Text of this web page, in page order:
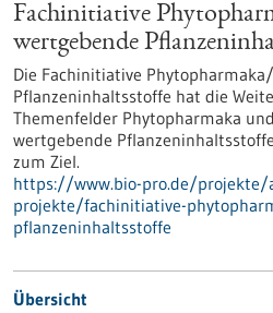
Fachinitiative
wertgebende
Die Fachinitiative
Pflanzeninhaltsstoffe hat die
Themenfelder Phytopharmaka
wertgebende
zum Ziel.
https://www.bio-pro.de/projekte/
projekte/fachinitiative-
pflanzeninhaltsstoffe
Übersicht